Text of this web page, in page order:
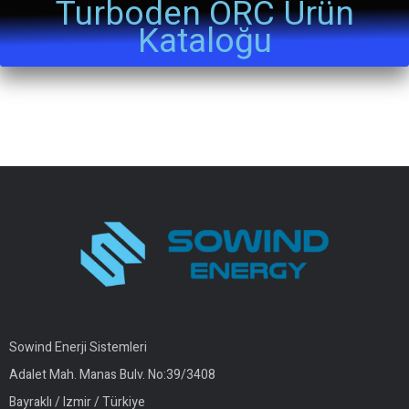
Turboden ORC Ürün
Kataloğu
Sowind Enerji Sistemleri
Adalet Mah. Manas Bulv. No:39/3408
Bayraklı / Izmir / Türkiye